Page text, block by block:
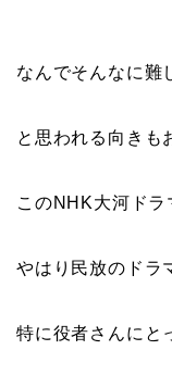
なんでそんなに難
と思われる向きも
このNHK大河ドラ
やはり民放のドラ
特に役者さんにと